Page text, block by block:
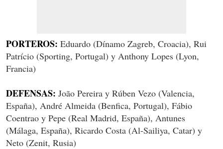
PORTEROS: Eduardo (Dínamo Zagreb, Croacia), Rui
Patrício (Sporting, Portugal) y Anthony Lopes (Lyon,
Francia)
DEFENSAS: João Pereira y Rúben Vezo (Valencia,
España), André Almeida (Benfica, Portugal), Fábio
Coentrao y Pepe (Real Madrid, España), Antunes
(Málaga, España), Ricardo Costa (Al-Sailiya, Catar) y
Neto (Zenit, Rusia)